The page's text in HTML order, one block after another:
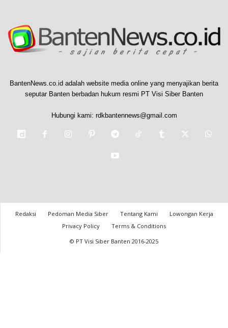
BantenNews.co.id adalah website media online yang menyajikan berita
seputar Banten berbadan hukum resmi PT Visi Siber Banten
Hubungi kami: rdkbantennews@gmail.com
Redaksi Pedoman Media Siber Tentang Kami
Lowongan Kerja
Privacy Policy
Terms & Conditions
© PT Visi Siber Banten 2016-2025